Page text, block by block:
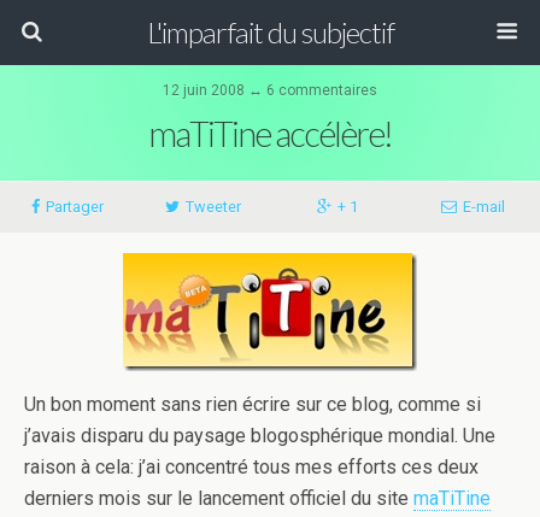
L'imparfait du subjectif
12 juin 2008 ↔ 6 commentaires
maTiTine accélère!
Partager Tweeter + 1 E-mail
Un bon moment sans rien écrire sur ce blog, comme si
j’avais disparu du paysage blogosphérique mondial. Une
raison à cela: j’ai concentré tous mes efforts ces deux
derniers mois sur le lancement officiel du site maTiTine